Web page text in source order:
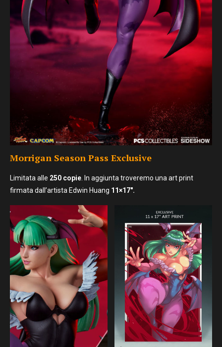
Morrigan Season Pass Exclusive
Limitata alle 250 copie . In aggiunta troveremo una art print
firmata dall’artista Edwin Huang 11×17″.